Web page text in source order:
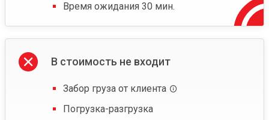
Время ожидания 30 мин.
В стоимость не входит
Забор груза от клиента
Погрузка-разгрузка